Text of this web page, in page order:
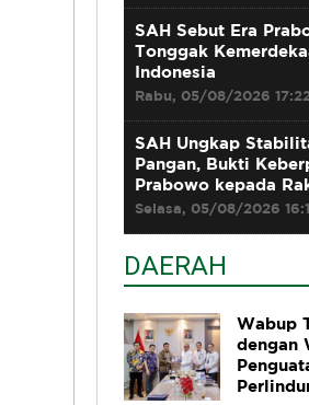
SAH Sebut Era
Tonggak
Indonesia
Rabu, 05/08/2026
SAH Ungkap
Pangan, Bukti
Prabowo kepada
Selasa, 05/08/2026
DAERAH
Wabup
dengan